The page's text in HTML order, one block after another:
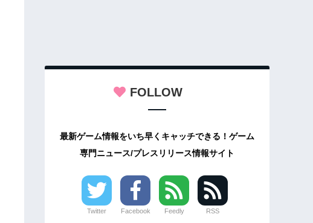
FOLLOW
最新ゲーム情報をいち早くキャッチできる！ゲーム
専門ニュース/プレスリリース情報サイト
Twitter Facebook Feedly RSS